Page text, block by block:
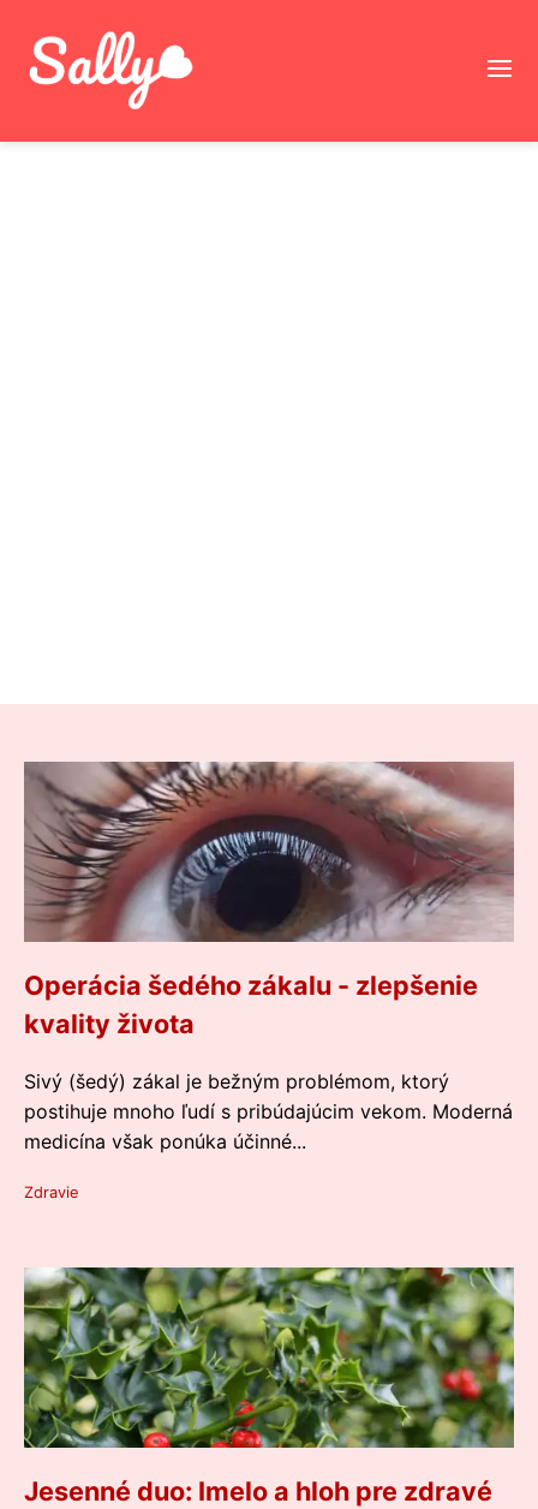
Operácia šedého zákalu - zlepšenie
kvality života
Sivý (šedý) zákal je bežným problémom, ktorý
postihuje mnoho ľudí s pribúdajúcim vekom. Moderná
medicína však ponúka účinné...
Zdravie
Jesenné duo: Imelo a hloh pre zdravé